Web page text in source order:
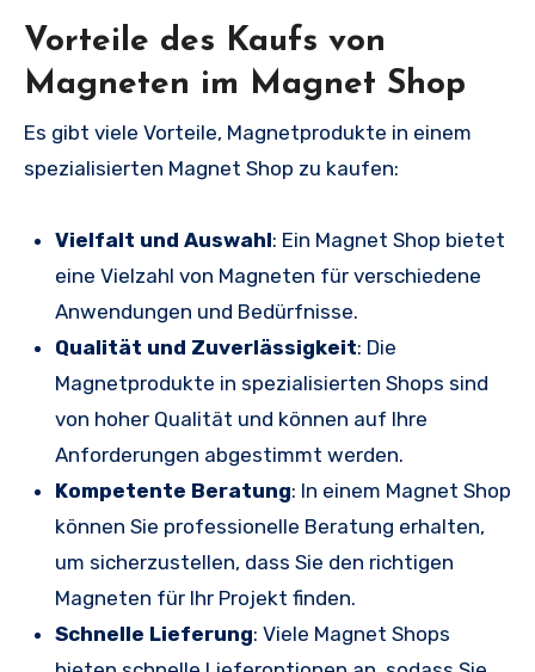
Vorteile des Kaufs von
Magneten im Magnet Shop
Es gibt viele Vorteile, Magnetprodukte in einem
spezialisierten Magnet Shop zu kaufen:
Vielfalt und Auswahl: Ein Magnet Shop bietet
eine Vielzahl von Magneten für verschiedene
Anwendungen und Bedürfnisse.
Qualität und Zuverlässigkeit: Die
Magnetprodukte in spezialisierten Shops sind
von hoher Qualität und können auf Ihre
Anforderungen abgestimmt werden.
Kompetente Beratung: In einem Magnet Shop
können Sie professionelle Beratung erhalten,
um sicherzustellen, dass Sie den richtigen
Magneten für Ihr Projekt finden.
Schnelle Lieferung: Viele Magnet Shops